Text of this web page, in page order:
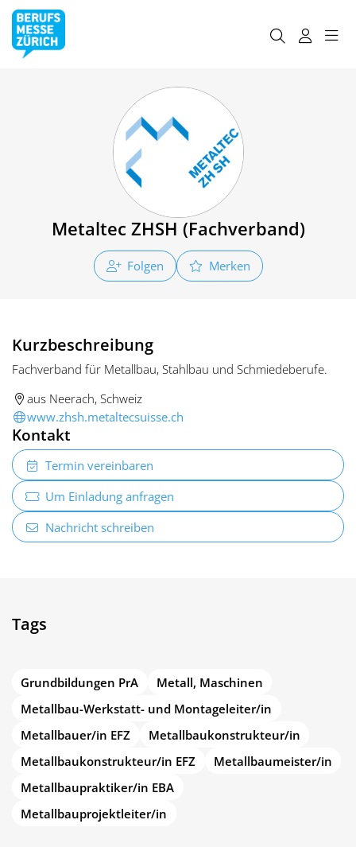
Metaltec ZHSH (Fachverband)
Folgen Merken
Kurzbeschreibung
Fachverband für Metallbau, Stahlbau und Schmiedeberufe.
aus Neerach, Schweiz
www.zhsh.metaltecsuisse.ch
Kontakt
Termin vereinbaren
Um Einladung anfragen
Nachricht schreiben
Tags
Grundbildungen PrA
Metall, Maschinen
Metallbau-Werkstatt- und Montageleiter/in
Metallbauer/in EFZ
Metallbaukonstrukteur/in
Metallbaukonstrukteur/in EFZ
Metallbaumeister/in
Metallbaupraktiker/in EBA
Metallbauprojektleiter/in